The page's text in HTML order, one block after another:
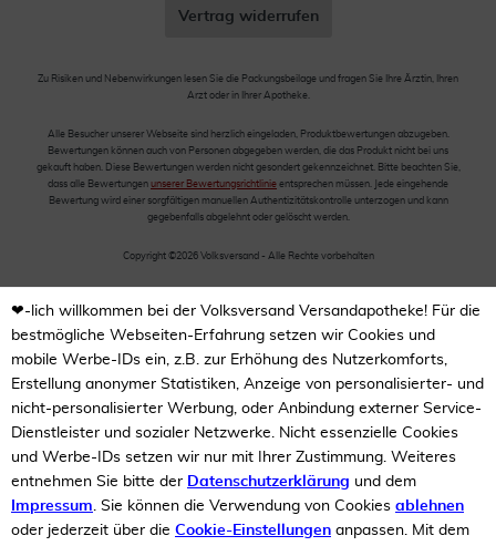
Vertrag widerrufen
Zu Risiken und Nebenwirkungen lesen Sie die Packungsbeilage und fragen Sie Ihre Ärztin, Ihren
Arzt oder in Ihrer Apotheke.
Alle Besucher unserer Webseite sind herzlich eingeladen, Produktbewertungen abzugeben.
Bewertungen können auch von Personen abgegeben werden, die das Produkt nicht bei uns
gekauft haben. Diese Bewertungen werden nicht gesondert gekennzeichnet. Bitte beachten Sie,
dass alle Bewertungen unserer Bewertungsrichtlinie entsprechen müssen. Jede eingehende
Bewertung wird einer sorgfältigen manuellen Authentizitätskontrolle unterzogen und kann
gegebenfalls abgelehnt oder gelöscht werden.
Copyright ©2026 Volksversand - Alle Rechte vorbehalten
❤-lich willkommen bei der Volksversand Versandapotheke! Für die
bestmögliche Webseiten-Erfahrung setzen wir Cookies und
mobile Werbe-IDs ein, z.B. zur Erhöhung des Nutzerkomforts,
Erstellung anonymer Statistiken, Anzeige von personalisierter- und
nicht-personalisierter Werbung, oder Anbindung externer Service-
Dienstleister und sozialer Netzwerke. Nicht essenzielle Cookies
und Werbe-IDs setzen wir nur mit Ihrer Zustimmung. Weiteres
entnehmen Sie bitte der Datenschutzerklärung und dem
Impressum. Sie können die Verwendung von Cookies ablehnen
oder jederzeit über die Cookie-Einstellungen anpassen. Mit dem